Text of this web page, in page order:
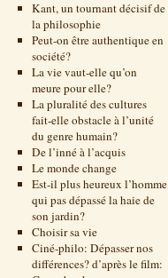
Kant, un tournant décisif de
la philosophie
Peut-on être authentique en
société?
La vie vaut-elle qu’on
meure pour elle?
La pluralité des cultures
fait-elle obstacle à l’unité
du genre humain?
De l’inné à l’acquis
Le monde change
Est-il plus heureux l’homme
qui pas dépassé la haie de
son jardin?
Choisir sa vie
Ciné-philo: Dépasser nos
différences? d’après le film: